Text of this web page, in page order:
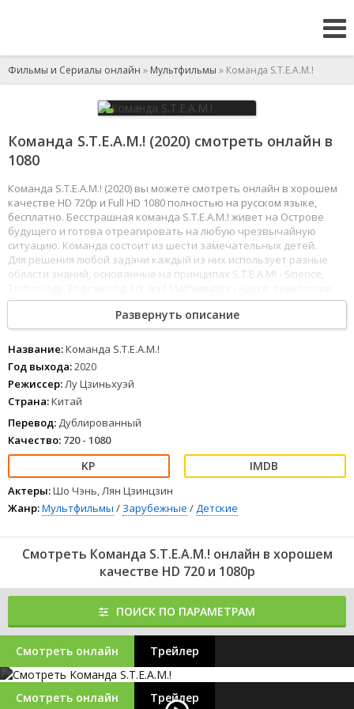
Фильмы и Сериалы онлайн » Мультфильмы » Команда S.T.E.A.M.!
Команда S.T.E.A.M.! (2020) смотреть онлайн в
1080
Команда S.T.E.A.M.! (2020) вы можете смотреть онлайн в хорошем
качестве HD 720p и Full HD 1080 полностью на русском языке,
бесплатно. Бесстрашная команда S.T.E.A.M.! живет на Острове
будущего и готова отреагировать на любую чрезвычайную
ситуацию. Команда состоит из шести замечательных детей.
Для решения любой задачи каждый из них использует разные
области знаний, основанные на принципах S.T.E.A.M! - Science,
инженерия, искусство и математика. Ребята объединяют свои
знания, навыки, изобретательность, ловкость, креативный
подход, командную работу и совсем небольшую помощь
сказочного друга Школьного Автобуса Гордона.
Развернуть описание
Название:Команда S.T.E.A.M.!
Год выхода:2020
Режиссер:Лу Цзиньхуэй
Страна:Китай
Перевод: Дублированный
Качество: 720 - 1080
Актеры:Шо Чэнь, Лян Цзинцзин
Жанр:Мультфильмы / Зарубежные /Детские
Смотреть Команда S.T.E.A.M.! онлайн в хорошем
качестве HD 720 и 1080p
ПОИСК ПО ПАРАМЕТРАМ
Смотреть онлайн Трейлер
Смотреть онлайн Трейлер